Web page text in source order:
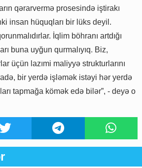
qərarvermə prosesində iştirakı
insan hüquqları bir lüks deyil.
İqlim böhranı artdığı
buna uyğun qurmalıyıq. Biz,
üçün lazımi maliyyə strukturlarını
bir yerdə işləmək istəyi hər yerdə
tapmağa kömək edə bilər”, - deyə o